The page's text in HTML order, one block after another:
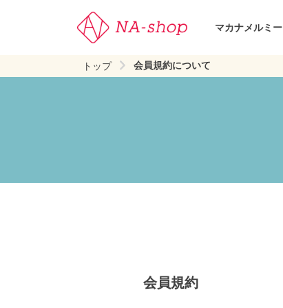
マカナメルミー
トップ 会員規約について
会員規約